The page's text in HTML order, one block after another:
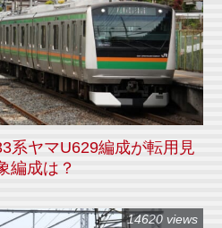
系ヤマU629編成が転用見
編成は？
14620 views